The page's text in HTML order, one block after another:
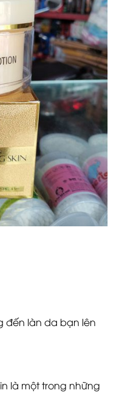
đến làn da bạn lên
là một trong những